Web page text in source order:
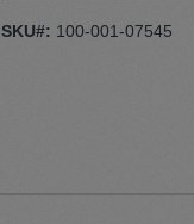
SKU#: 100-001-07545